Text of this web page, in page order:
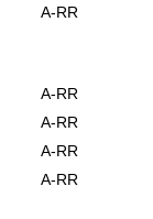
A-RR
A-RR
A-RR
A-RR
A-RR